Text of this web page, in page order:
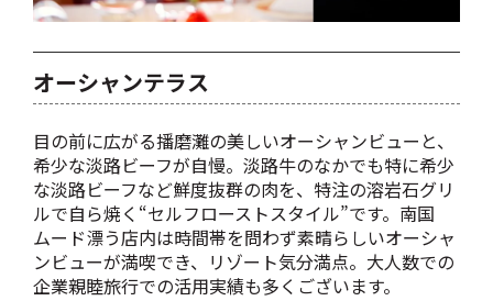
オーシャンテラス
目の前に広がる播磨灘の美しいオーシャンビューと、
希少な淡路ビーフが自慢。淡路牛のなかでも特に希少
な淡路ビーフなど鮮度抜群の肉を、特注の溶岩石グリ
ルで自ら焼く“セルフローストスタイル”です。南国
ムード漂う店内は時間帯を問わず素晴らしいオーシャ
ンビューが満喫でき、リゾート気分満点。大人数での
企業親睦旅行での活用実績も多くございます。